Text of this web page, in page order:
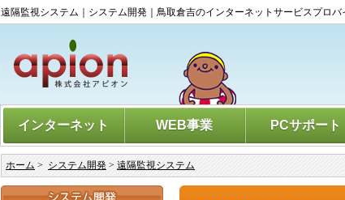
遠隔監視システム｜システム開発｜鳥取倉吉のインターネットサービスプロバ
インターネット WEB事業 PCサポート
ホーム > システム開発 > 遠隔監視システム